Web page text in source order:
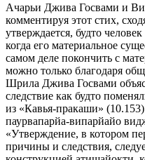
Ачарьи Джива Госвами и
комментируя этот стих,
утверждается, будто
когда его материальное
самом деле покончить с
можно только благодаря
Шрила Джива Госвами
следствие как будто
из «Кавья-пракаши»
паурвапарйа-випарйайо
«Утверждение, в котором
причины и следствия,